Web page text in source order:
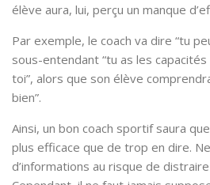
élève aura, lui, perçu un manque
Par exemple, le coach va dire “tu
sous-entendant “tu as les
toi”, alors que son élève
bien”.
Ainsi, un bon coach sportif saura
plus efficace que de trop en dire.
d’informations au risque de